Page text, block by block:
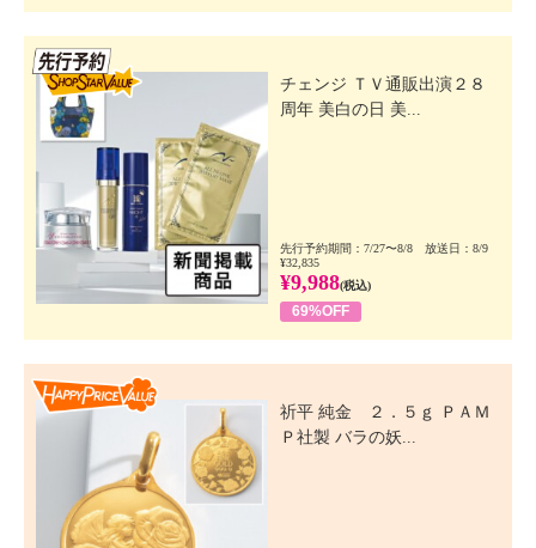
チェンジ ＴＶ通販出演２８
周年 美白の日 美...
先行予約期間：7/27〜8/8 放送日：8/9
¥32,835
¥9,988(税込)
69%OFF
祈平 純金 ２．５ｇ ＰＡＭ
Ｐ社製 バラの妖...